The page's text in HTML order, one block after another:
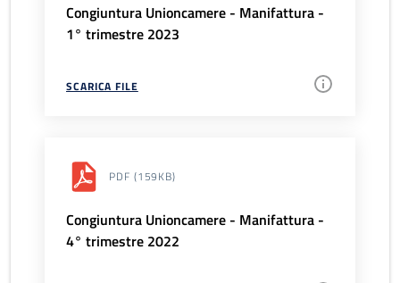
Congiuntura Unioncamere - Manifattura -
1° trimestre 2023
SCARICA FILE
PDF (159KB)
Congiuntura Unioncamere - Manifattura -
4° trimestre 2022